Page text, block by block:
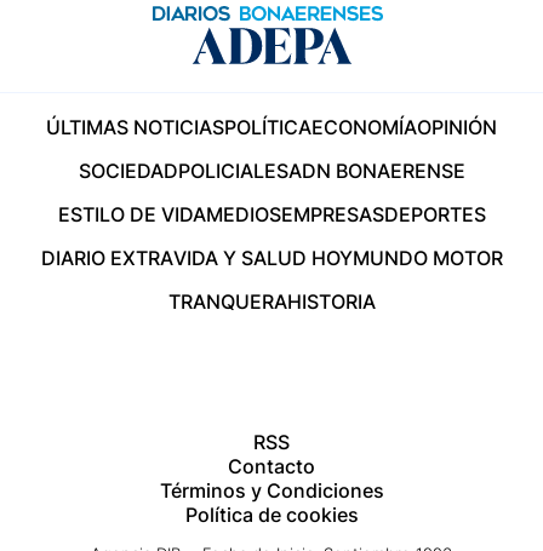
ÚLTIMAS NOTICIASPOLÍTICAECONOMÍAOPINIÓN
SOCIEDADPOLICIALESADN BONAERENSE
ESTILO DE VIDAMEDIOSEMPRESASDEPORTES
DIARIO EXTRAVIDA Y SALUD HOYMUNDO MOTOR
TRANQUERAHISTORIA
RSS
Contacto
Términos y Condiciones
Política de cookies